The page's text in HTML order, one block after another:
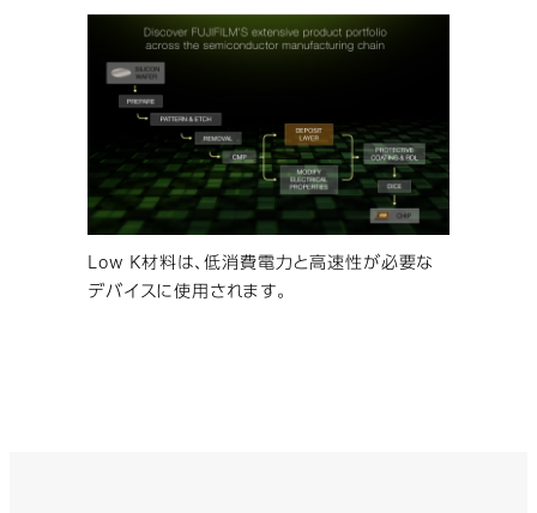
Low K材料は、低消費電力と高速性が必要な
デバイスに使用されます。